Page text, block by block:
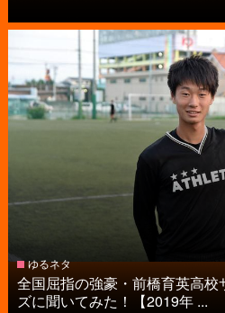
ゆるネタ
全国屈指の強豪・前橋育英高
ズに聞いてみた！【2019年 ...